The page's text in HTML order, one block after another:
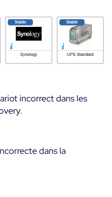
incorrect dans les
dans la